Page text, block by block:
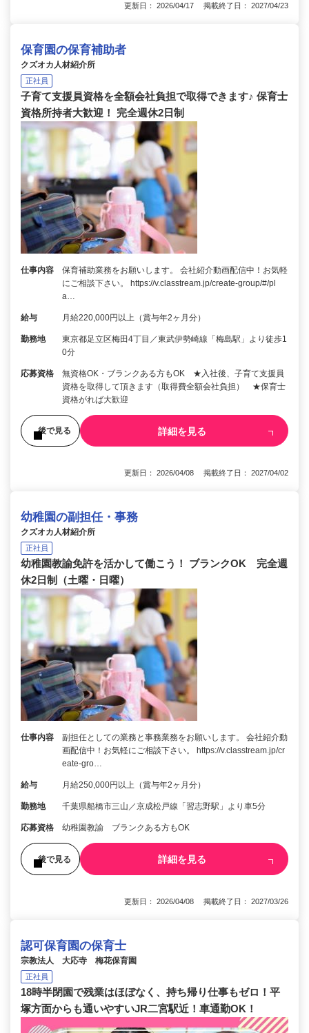
更新日： 2026/04/17 掲載終了日： 2027/04/23
保育園の保育補助者
クズオカ人材紹介所
正社員
子育て支援員資格を全額会社負担で取得できます♪ 保育士
資格所持者大歓迎！ 完全週休2日制
仕事内容
保育補助業務をお願いします。 会社紹介動画配信中！お気軽
にご相談下さい。 https://v.classtream.jp/create-group/#/pl
a…
給与 月給220,000円以上（賞与年2ヶ月分）
勤務地
東京都足立区梅田4丁目／東武伊勢崎線「梅島駅」より徒歩1
0分
応募資格
無資格OK・ブランクある方もOK ★入社後、子育て支援員
資格を取得して頂きます（取得費全額会社負担） ★保育士
資格がれば大歓迎
後で見る 詳細を見る
更新日： 2026/04/08 掲載終了日： 2027/04/02
幼稚園の副担任・事務
クズオカ人材紹介所
正社員
幼稚園教諭免許を活かして働こう！ ブランクOK 完全週
休2日制（土曜・日曜）
仕事内容
副担任としての業務と事務業務をお願いします。 会社紹介動
画配信中！お気軽にご相談下さい。 https://v.classtream.jp/cr
eate-gro…
給与 月給250,000円以上（賞与年2ヶ月分）
勤務地 千葉県船橋市三山／京成松戸線「習志野駅」より車5分
応募資格 幼稚園教諭 ブランクある方もOK
後で見る 詳細を見る
更新日： 2026/04/08 掲載終了日： 2027/03/26
認可保育園の保育士
宗教法人 大応寺 梅花保育園
正社員
18時半閉園で残業はほぼなく、持ち帰り仕事もゼロ！平
塚方面からも通いやすいJR二宮駅近！車通勤OK！